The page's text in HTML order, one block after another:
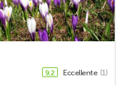
9,2 Eccellente (1)